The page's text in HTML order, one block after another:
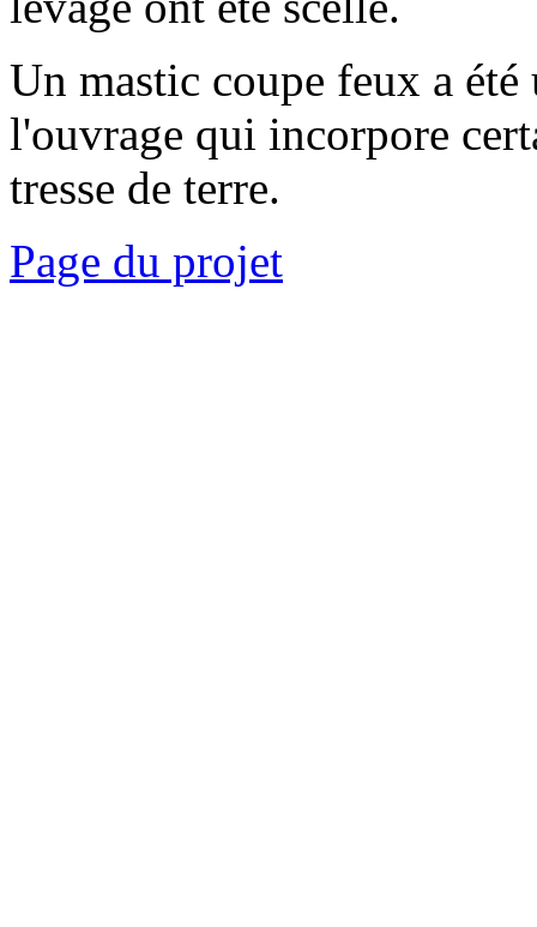
Un mastic coupe feux a
l'ouvrage qui incorpore
tresse de terre.
Page du projet